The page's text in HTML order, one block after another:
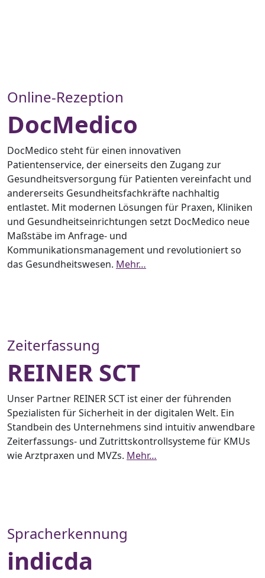
Online-Rezeption
DocMedico
DocMedico steht für einen innovativen
Patientenservice, der einerseits den Zugang zur
Gesundheitsversorgung für Patienten vereinfacht und
andererseits Gesundheitsfachkräfte nachhaltig
entlastet. Mit modernen Lösungen für Praxen, Kliniken
und Gesundheitseinrichtungen setzt DocMedico neue
Maßstäbe im Anfrage- und
Kommunikationsmanagement und revolutioniert so
das Gesundheitswesen. Mehr…
Zeiterfassung
REINER SCT
Unser Partner REINER SCT ist einer der führenden
Spezialisten für Sicherheit in der digitalen Welt. Ein
Standbein des Unternehmens sind intuitiv anwendbare
Zeiterfassungs- und Zutrittskontrollsysteme für KMUs
wie Arztpraxen und MVZs. Mehr…
Spracherkennung
indicda